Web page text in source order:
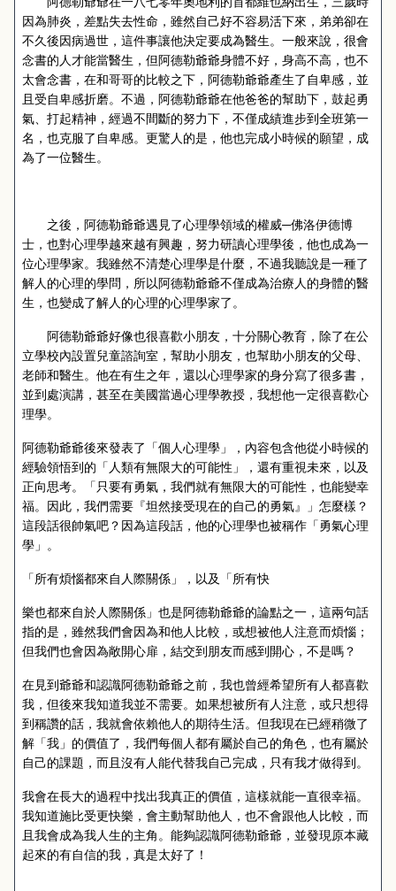
因為肺炎，差點失去性命，雖然自己好不容易活下來，弟弟卻在
不久後因病過世，這件事讓他決定要成為醫生。一般來說，很會
念書的人才能當醫生，但阿德勒爺爺身體不好，身高不高，也不
太會念書，在和哥哥的比較之下，阿德勒爺爺產生了自卑感，並
且受自卑感折磨。不過，阿德勒爺爺在他爸爸的幫助下，鼓起勇
氣、打起精神，經過不間斷的努力下，不僅成績進步到全班第一
名，也克服了自卑感。更驚人的是，他也完成小時候的願望，成
為了一位醫生。
之後，阿德勒爺爺遇見了心理學領域的權威─佛洛伊德博
士，也對心理學越來越有興趣，努力研讀心理學後，他也成為一
位心理學家。我雖然不清楚心理學是什麼，不過我聽說是一種了
解人的心理的學問，所以阿德勒爺爺不僅成為治療人的身體的醫
生，也變成了解人的心理的心理學家了。
阿德勒爺爺好像也很喜歡小朋友，十分關心教育，除了在公
立學校內設置兒童諮詢室，幫助小朋友，也幫助小朋友的父母、
老師和醫生。他在有生之年，還以心理學家的身分寫了很多書，
並到處演講，甚至在美國當過心理學教授，我想他一定很喜歡心
理學。
阿德勒爺爺後來發表了「個人心理學」，內容包含他從小時候的
經驗領悟到的「人類有無限大的可能性」，還有重視未來，以及
正向思考。「只要有勇氣，我們就有無限大的可能性，也能變幸
福。因此，我們需要『坦然接受現在的自己的勇氣』」怎麼樣？
這段話很帥氣吧？因為這段話，他的心理學也被稱作「勇氣心理
學」。
「所有煩惱都來自人際關係」，以及「所有快
樂也都來自於人際關係」也是阿德勒爺爺的論點之一，這兩句話
指的是，雖然我們會因為和他人比較，或想被他人注意而煩惱；
但我們也會因為敞開心扉，結交到朋友而感到開心，不是嗎？
在見到爺爺和認識阿德勒爺爺之前，我也曾經希望所有人都喜歡
我，但後來我知道我並不需要。如果想被所有人注意，或只想得
到稱讚的話，我就會依賴他人的期待生活。但我現在已經稍微了
解「我」的價值了，我們每個人都有屬於自己的角色，也有屬於
自己的課題，而且沒有人能代替我自己完成，只有我才做得到。
我會在長大的過程中找出我真正的價值，這樣就能一直很幸福。
我知道施比受更快樂，會主動幫助他人，也不會跟他人比較，而
且我會成為我人生的主角。能夠認識阿德勒爺爺，並發現原本藏
起來的有自信的我，真是太好了！